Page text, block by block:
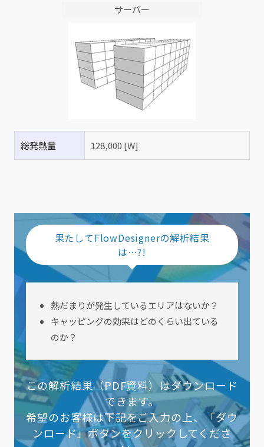
サーバー
総発熱量 128,000 [W]
果たしてFlowDesignerの解析結果
は…?!
熱だまりが発生しているエリアはないか？
キャッピングの効果はどのくらい出ている
のか？
この解析結果（PDF資料）はダウンロード
できます。
希望のお客様は下記をご入力の上、「ダウ
ンロード」ボタンをクリックしてくださ